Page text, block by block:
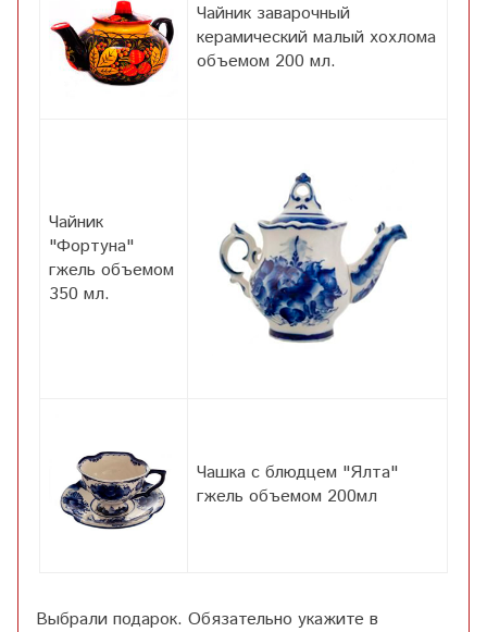
Чайник заварочный
керамический малый хохлома
объемом 200 мл.
Чайник
"Фортуна"
гжель объемом
350 мл.
Чашка с блюдцем "Ялта"
гжель объемом 200мл
Выбрали подарок. Обязательно укажите в